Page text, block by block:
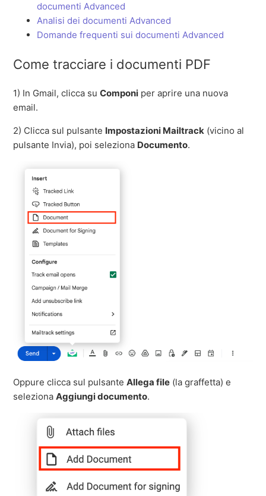
documenti Advanced
Analisi dei documenti Advanced
Domande frequenti sui documenti Advanced
Come tracciare i documenti PDF
1) In Gmail, clicca suComponi per aprire una nuova
email.
2) Clicca sul pulsante Impostazioni Mailtrack (vicino al
pulsante Invia), poi seleziona Documento.
Oppure clicca sul pulsanteAllega file (la graffetta) e
selezionaAggiungi documento.